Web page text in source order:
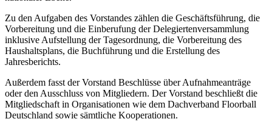
Zu den Aufgaben des Vorstandes zählen die Geschäftsführung, die
Vorbereitung und die Einberufung der Delegiertenversammlung
inklusive Aufstellung der Tagesordnung, die Vorbereitung des
Haushaltsplans, die Buchführung und die Erstellung des
Jahresberichts.
Außerdem fasst der Vorstand Beschlüsse über Aufnahmeanträge
oder den Ausschluss von Mitgliedern. Der Vorstand beschließt die
Mitgliedschaft in Organisationen wie dem Dachverband Floorball
Deutschland sowie sämtliche Kooperationen.